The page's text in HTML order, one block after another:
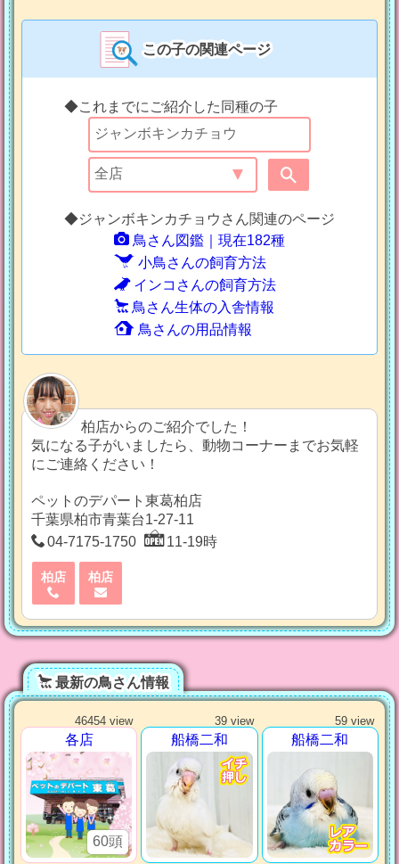
この子の関連ページ
◆これまでにご紹介した同種の子
◆ジャンボキンカチョウさん関連のページ
鳥さん図鑑｜現在182種
小鳥さんの飼育方法
インコさんの飼育方法
鳥さん生体の入舎情報
鳥さんの用品情報
柏店からのご紹介でした！
気になる子がいましたら、動物コーナーまでお気軽
にご連絡ください！
ペットのデパート東葛柏店
千葉県柏市青葉台1-27-11
04-7175-1750
11-19時
柏店 柏店
最新の鳥さん情報
46454 view
各店
60頭
39 view
船橋二和
59 view
船橋二和